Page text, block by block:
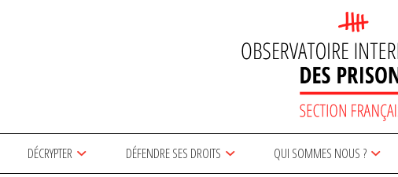
DÉCRYPTER DÉFENDRE SES DROITS QUI SOMMES NOUS ?